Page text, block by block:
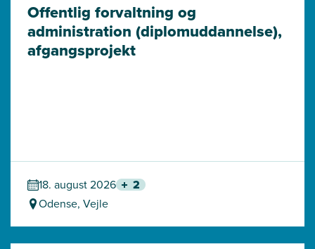
Offentlig forvaltning og
administration (diplomuddannelse),
afgangsprojekt
18. august 2026 2
Odense, Vejle